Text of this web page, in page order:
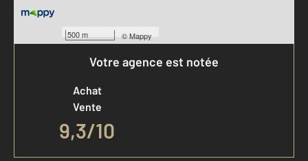
500 m ©Mappy
Votre agence est notée
Achat
Vente
9,3/10